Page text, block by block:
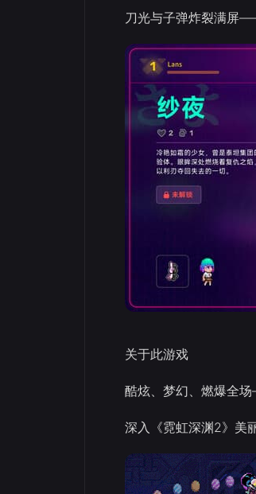
刀光与子弹炸裂满屏
关于此游戏
酷炫、梦幻、燃爆全
深入《霓虹深渊2》美